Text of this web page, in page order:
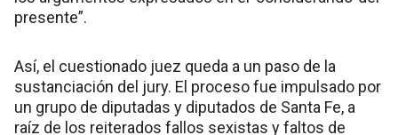
presente”.
Así, el cuestionado juez queda a un paso de la
sustanciación del jury. El proceso fue impulsado por
un grupo de diputadas y diputados de Santa Fe, a
raíz de los reiterados fallos sexistas y faltos de